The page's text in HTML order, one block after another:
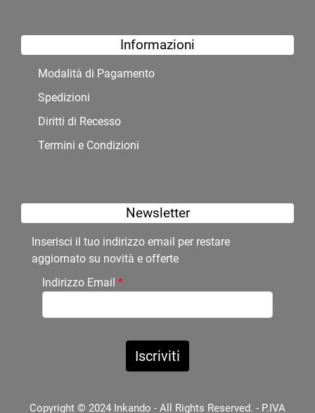
Informazioni
Modalità di Pagamento
Spedizioni
Diritti di Recesso
Termini e Condizioni
Newsletter
Inserisci il tuo indirizzo email per restare
aggiornato su novità e offerte
Indirizzo Email *
Copyright © 2024 Inkando - All Rights Reserved. - P.IVA